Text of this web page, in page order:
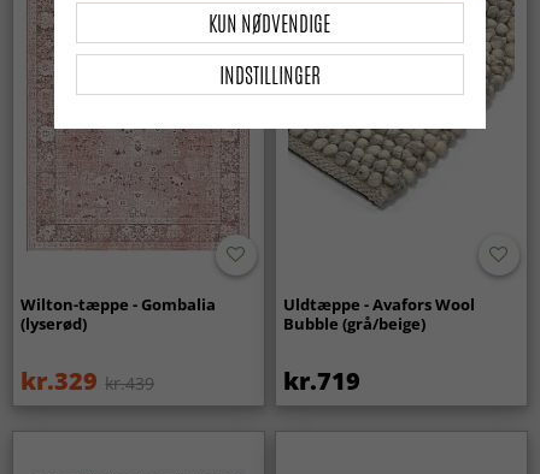
Wilton-tæppe - Gombalia
(lyserød)
kr.329 kr.439
Uldtæppe - Avafors Wool
Bubble (grå/beige)
kr.719
INDSTILLINGER
KUN NØDVENDIGE